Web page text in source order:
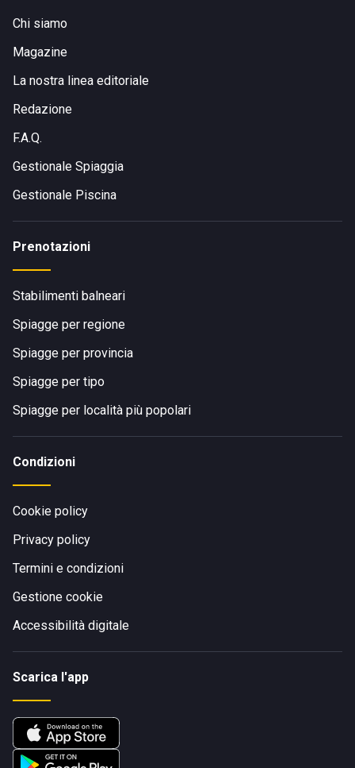
Chi siamo
Magazine
La nostra linea editoriale
Redazione
F.A.Q.
Gestionale Spiaggia
Gestionale Piscina
Prenotazioni
Stabilimenti balneari
Spiagge per regione
Spiagge per provincia
Spiagge per tipo
Spiagge per località più popolari
Condizioni
Cookie policy
Privacy policy
Termini e condizioni
Gestione cookie
Accessibilità digitale
Scarica l'app